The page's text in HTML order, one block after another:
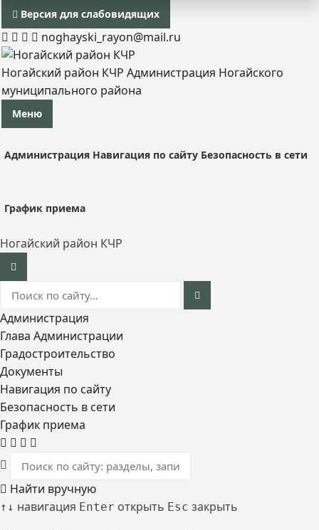
Версия для слабовидящих
noghayski_rayon@mail.ru
Ногайский район КЧР Администрация Ногайского
муниципального района
Меню
Администрация Навигация по сайту Безопасность в сети
График приема
Ногайский район КЧР
Администрация
Глава Администрации
Градостроительство
Документы
Навигация по сайту
Безопасность в сети
График приема
Найти вручную
↑ ↓ навигация Enter открыть Esc закрыть